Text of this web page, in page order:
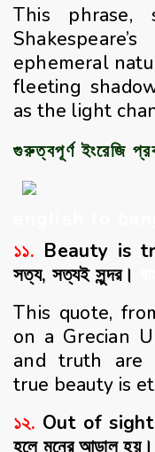
This phrase,
ephemeral
fleeting
as the light
গুরুত্বপূর্ণ ইংরেজি
১১. Beauty is
সত্য, সত্যই সুন্দর।
This quote,
on a Grecian
and truth are
true beauty is
১২. Out of
হলে মনের আড়াল হয়।